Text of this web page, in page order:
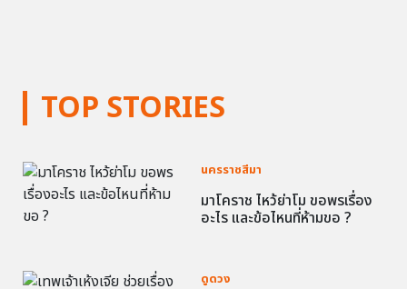
TOP STORIES
นครราชสีมา
มาโคราช ไหว้ย่าโม ขอพรเรื่อง
อะไร และข้อไหนที่ห้ามขอ ?
ดูดวง